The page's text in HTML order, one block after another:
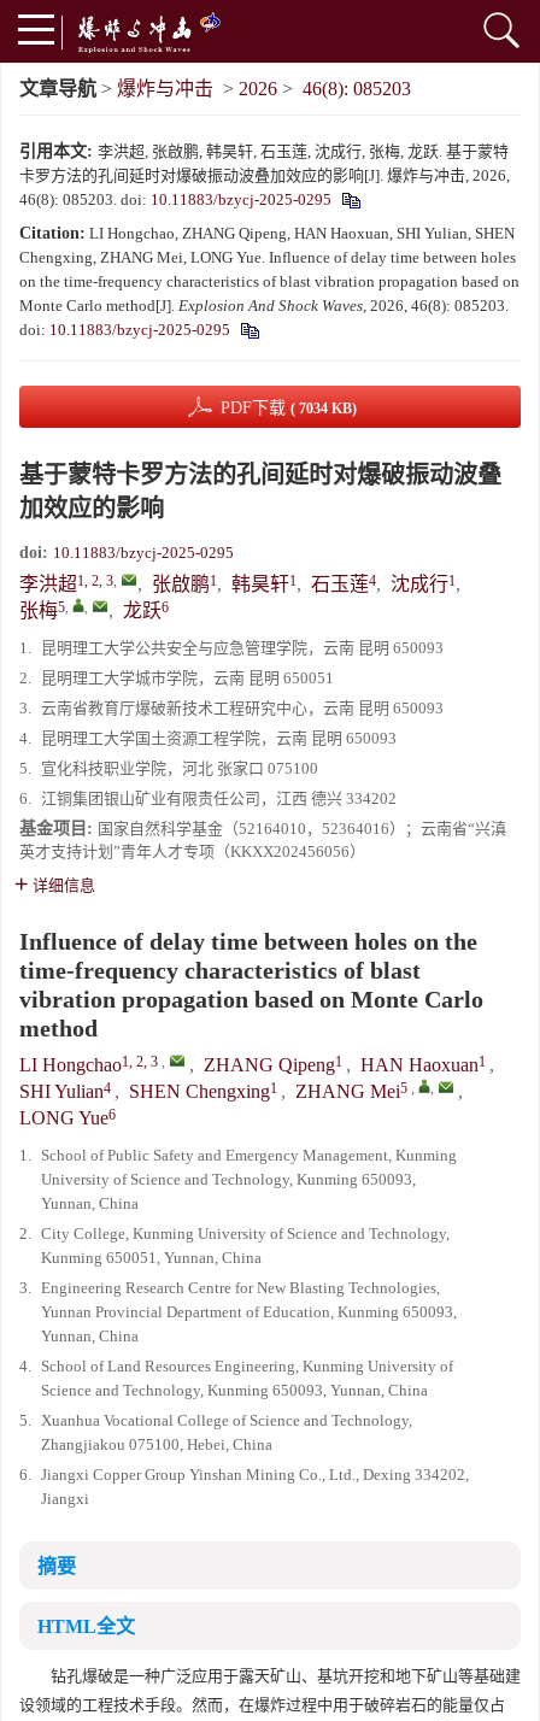
文章导航 > 爆炸与冲击 > 2026 > 46(8): 085203
引用本文: 李洪超, 张啟鹏, 韩昊轩, 石玉莲, 沈成行, 张梅, 龙跃. 基于蒙特
卡罗方法的孔间延时对爆破振动波叠加效应的影响[J]. 爆炸与冲击, 2026,
46(8): 085203. doi: 10.11883/bzycj-2025-0295
Citation: LI Hongchao, ZHANG Qipeng, HAN Haoxuan, SHI Yulian, SHEN
Chengxing, ZHANG Mei, LONG Yue. Influence of delay time between holes
on the time-frequency characteristics of blast vibration propagation based on
Monte Carlo method[J]. Explosion And Shock Waves, 2026, 46(8): 085203.
doi: 10.11883/bzycj-2025-0295
PDF下载 ( 7034 KB)
基于蒙特卡罗方法的孔间延时对爆破振动波叠
加效应的影响
doi: 10.11883/bzycj-2025-0295
李洪超1, 2, 3, , 张啟鹏1, 韩昊轩1, 石玉莲4, 沈成行1,
张梅5, , , 龙跃6
1.
昆明理工大学公共安全与应急管理学院，云南 昆明 650093
2.
昆明理工大学城市学院，云南 昆明 650051
3. 云南省教育厅爆破新技术工程研究中心，云南 昆明 650093
4.
昆明理工大学国土资源工程学院，云南 昆明 650093
5. 宣化科技职业学院，河北 张家口 075100
6. 江铜集团银山矿业有限责任公司，江西 德兴 334202
基金项目: 国家自然科学基金（52164010，52364016）；云南省“兴滇
英才支持计划”青年人才专项（KKXX202456056）
详细信息
Influence of delay time between holes on the
time-frequency characteristics of blast
vibration propagation based on Monte Carlo
method
LI Hongchao1, 2, 3 , , ZHANG Qipeng1 , HAN Haoxuan1 ,
SHI Yulian4 , SHEN Chengxing1 , ZHANG Mei5 , ,
,
LONG Yue6
1. School of Public Safety and Emergency Management, Kunming
University of Science and Technology, Kunming 650093,
Yunnan, China
2. City College, Kunming University of Science and Technology,
Kunming 650051, Yunnan, China
3. Engineering Research Centre for New Blasting Technologies,
Yunnan Provincial Department of Education, Kunming 650093,
Yunnan, China
4. School of Land Resources Engineering, Kunming University of
Science and Technology, Kunming 650093, Yunnan, China
5. Xuanhua Vocational College of Science and Technology,
Zhangjiakou 075100, Hebei, China
6. Jiangxi Copper Group Yinshan Mining Co., Ltd., Dexing 334202,
Jiangxi
摘要
HTML全文
钻孔爆破是一种广泛应用于露天矿山、基坑开挖和地下矿山等基础建
设领域的工程技术手段。然而，在爆炸过程中用于破碎岩石的能量仅占